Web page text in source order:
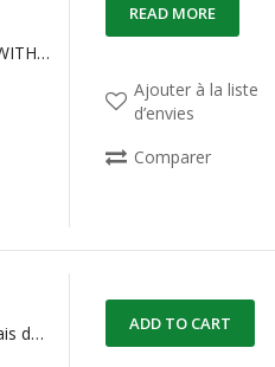
AM26LS31PC QUAD EIA–422 LINE DRIVER WITH THREE–STATE OUTPUTS
READ MORE
Ajouter à la liste
d’envies
Comparer
AMP53137-1 Commutateur DIP rotatif à relais double en ligne 16 broches ADD TO CART